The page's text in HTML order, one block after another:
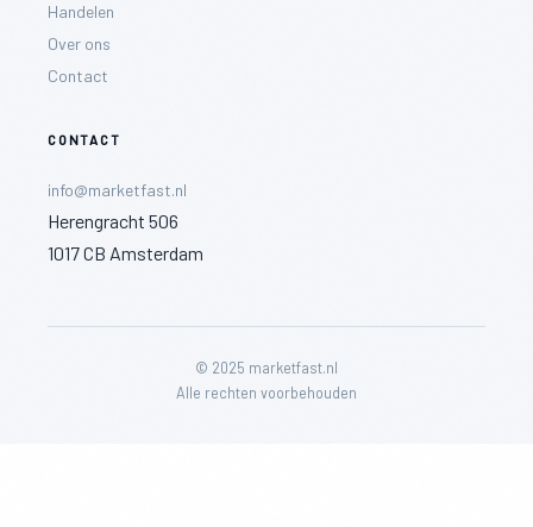
Handelen
Over ons
Contact
CONTACT
info@marketfast.nl
Herengracht 506
1017 CB Amsterdam
© 2025 marketfast.nl
Alle rechten voorbehouden